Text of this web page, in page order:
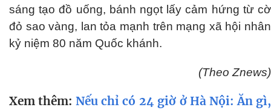
sáng tạo đồ uống, bánh ngọt lấy cảm hứng từ cờ
đỏ sao vàng, lan tỏa mạnh trên mạng xã hội nhân
kỷ niệm 80 năm Quốc khánh.
(Theo Znews)
Xem thêm: Nếu chỉ có 24 giờ ở Hà Nội: Ăn gì,